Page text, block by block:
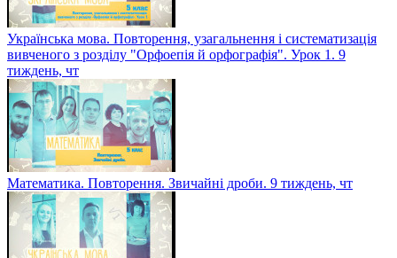
Українська мова. Повторення, узагальнення і систематизація
вивченого з розділу "Орфоепія й орфографія". Урок 1. 9
тиждень, чт
Математика. Повторення. Звичайні дроби. 9 тиждень, чт